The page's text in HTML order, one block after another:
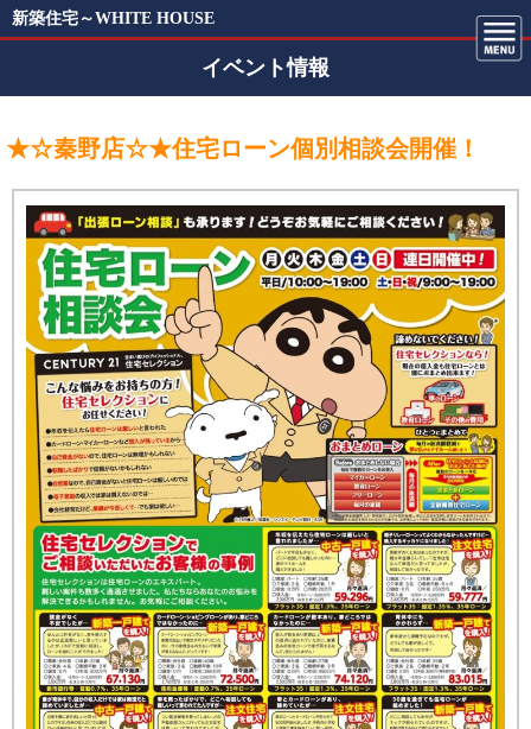
新築住宅～WHITE HOUSE
イベント情報
★☆秦野店☆★住宅ローン個別相談会開催！